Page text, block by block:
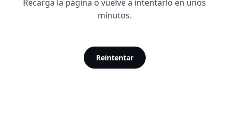
Recarga la página o vuelve a intentarlo en unos
minutos.
Reintentar